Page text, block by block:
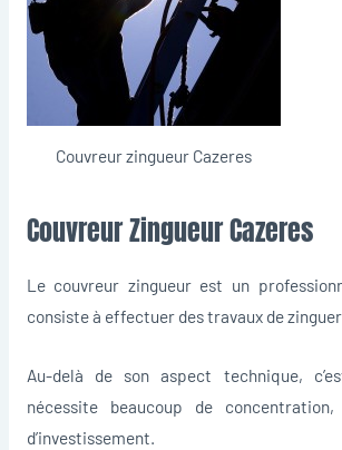
Couvreur zingueur Cazeres
Couvreur Zingueur Cazeres
Le couvreur zingueur est un
consiste à effectuer des travaux de
Au-delà de son aspect technique,
nécessite beaucoup de
d’investissement.